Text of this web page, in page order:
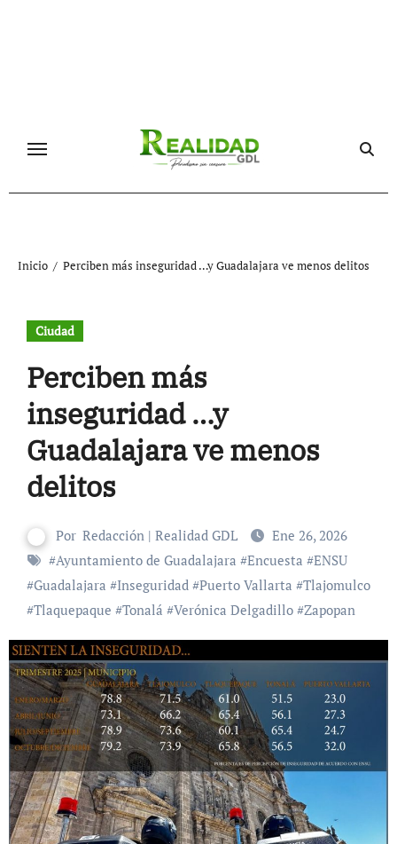
Inicio Perciben más inseguridad …y Guadalajara ve menos delitos
Ciudad
Perciben más
inseguridad …y
Guadalajara ve menos
delitos
Por Redacción | Realidad GDL
Ene 26, 2026
#Ayuntamiento de Guadalajara #Encuesta #ENSU
#Guadalajara #Inseguridad #Puerto Vallarta #Tlajomulco
#Tlaquepaque #Tonalá #Verónica Delgadillo#Zapopan